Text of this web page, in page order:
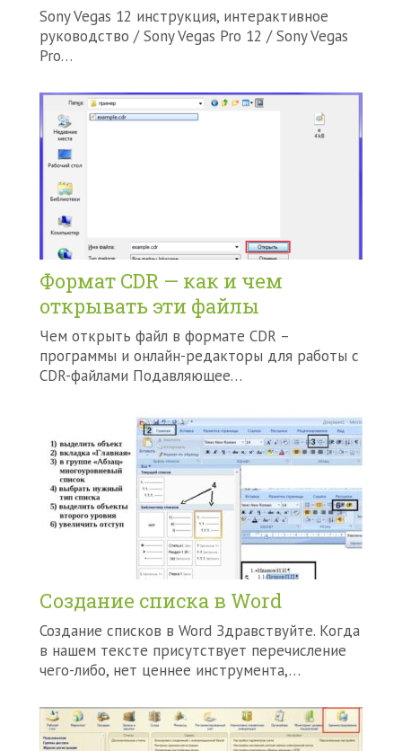
Sony Vegas 12 инструкция, интерактивное
руководство / Sony Vegas Pro 12 / Sony Vegas
Pro…
Формат CDR — как и чем
открывать эти файлы
Чем открыть файл в формате CDR –
программы и онлайн-редакторы для работы с
CDR-файлами Подавляющее…
Создание списка в Word
Создание списков в Word Здравствуйте. Когда
в нашем тексте присутствует перечисление
чего-либо, нет ценнее инструмента,…